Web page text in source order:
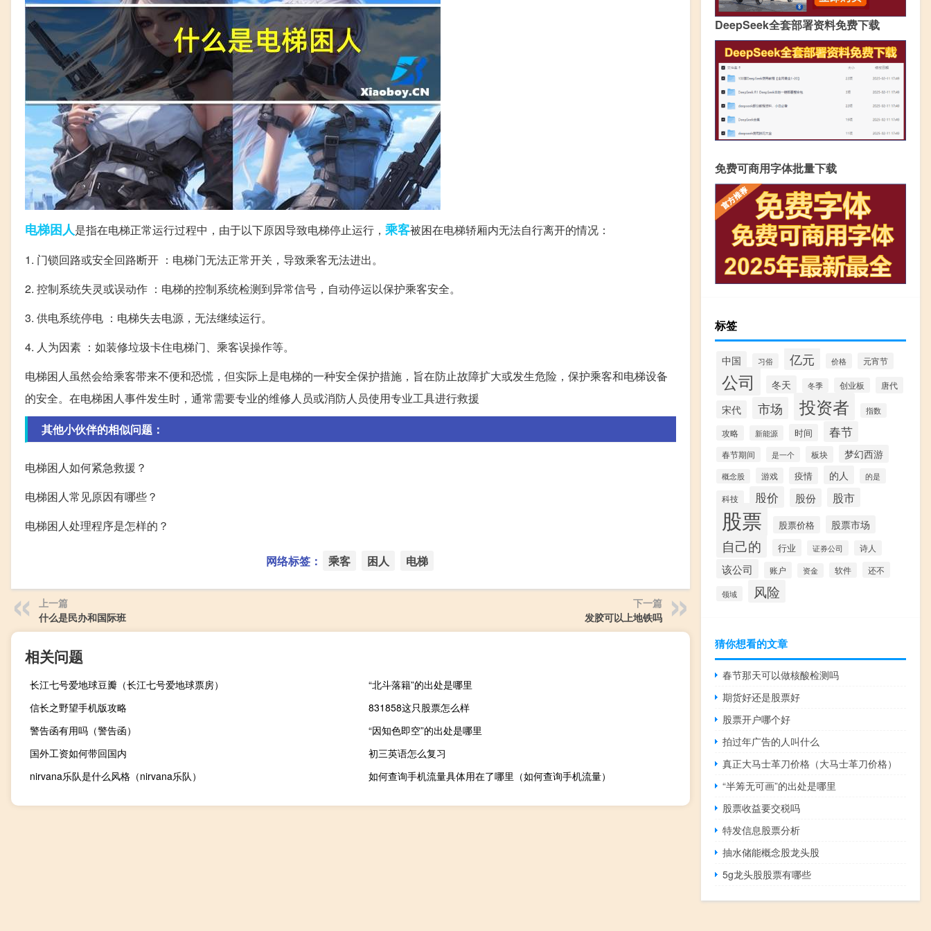
电梯困人是指在电梯正常运行过程中，由于以下原因导致电梯停止运行， 乘客被困在电梯轿厢内无法自行离开的情况：
1. 门锁回路或安全回路断开 ：电梯门无法正常开关，导致乘客无法进出。
2. 控制系统失灵或误动作 ：电梯的控制系统检测到异常信号，自动停运以保护乘客安全。
3. 供电系统停电 ：电梯失去电源，无法继续运行。
4. 人为因素 ：如装修垃圾卡住电梯门、乘客误操作等。
电梯困人虽然会给乘客带来不便和恐慌，但实际上是电梯的一种安全保护措施，旨在防止故障扩大或发生危险，保护乘客和电梯设备
的安全。在电梯困人事件发生时，通常需要专业的维修人员或消防人员使用专业工具进行救援
其他小伙伴的相似问题：
电梯困人如何紧急救援？
电梯困人常见原因有哪些？
电梯困人处理程序是怎样的？
网络标签： 乘客 困人 电梯
上一篇
什么是民办和国际班
下一篇
发胶可以上地铁吗
相关问题
长江七号爱地球豆瓣（长江七号爱地球票房）
“北斗落籍”的出处是哪里
信长之野望手机版攻略
831858这只股票怎么样
警告函有用吗（警告函）
“因知色即空”的出处是哪里
国外工资如何带回国内
初三英语怎么复习
nirvana乐队是什么风格（nirvana乐队）
如何查询手机流量具体用在了哪里（如何查询手机流量）
DeepSeek全套部署资料免费下载
免费可商用字体批量下载
标签
中国 习俗 亿元 价格 元宵节
公司 冬天 冬季 创业板 唐代
宋代 市场 投资者 指数
攻略 新能源 时间 春节
春节期间 是一个 板块 梦幻西游
概念股 游戏 疫情 的人 的是
科技 股价 股份 股市
股票 股票价格 股票市场
自己的 行业 证券公司 诗人
该公司 账户 资金 软件 还不
领域 风险
猜你想看的文章
春节那天可以做核酸检测吗
期货好还是股票好
股票开户哪个好
拍过年广告的人叫什么
真正大马士革刀价格（大马士革刀价格）
“半筹无可画”的出处是哪里
股票收益要交税吗
特发信息股票分析
抽水储能概念股龙头股
5g龙头股股票有哪些